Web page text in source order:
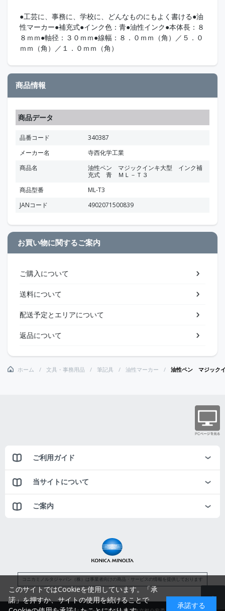
●工芸に、事務に、学校に、どんなものにもよく書ける●油
性マーカー●補充式●インク色：青●油性インク●本体長：８
８ｍｍ●軸径：３０ｍｍ●線幅：８．０ｍｍ（角）／５．０
ｍｍ（角）／１．０ｍｍ（角）
商品情報
商品データ
品番コード
340387
メーカー名
寺西化学工業
商品名
油性ペン マジックインキ大型 インク補
充式 青 ＭＬ－Ｔ３
商品型番
ML-T3
JANコード
4902071500839
お買い物に関するご案内
ご購入について
送料について
配送予定とエリアについて
返品について
ホーム 文具・事務用品 筆記具 油性マーカー 油性ペン マジック
ご利用ガイド
当サイトについて
ご案内
コニカミノルタジャパン（株）は事業者向けの商品・サービスの情報を提供しております
このサイトではCookieを使用しています。「承
諾」を押すか、サイトの使用を続けることで
承諾する